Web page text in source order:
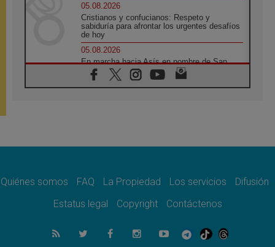
05.08.2026
Cristianos y confucianos: Respeto y
sabiduría para afrontar los urgentes desafíos
de hoy
05.08.2026
En marcha hacia Asís en nombre de San
Francisco, a la espera de León
05.08.2026
quienes bendicen la guerra
Ucrania: Ataque masivo en Kyiv durante la
05.08.2026
Colombo: "La visita del Papa a Argentina
Quiénes somos FAQ La Propiedad Los servicios
Difusión
Estatus legal
Copyright Contáctenos